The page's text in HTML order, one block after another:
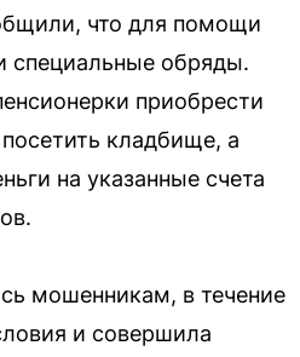
что для помощи
специальные обряды.
приобрести
кладбище, а
на указанные счета
мошенникам, в течение
и совершила